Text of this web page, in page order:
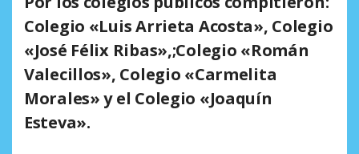
Colegio «Luis Arrieta Acosta», Colegio
«José Félix Ribas»,;Colegio «Román
Valecillos», Colegio «Carmelita
Morales» y el Colegio «Joaquín
Esteva».